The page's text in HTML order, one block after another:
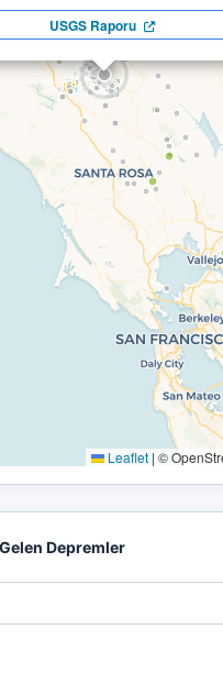
USGS Raporu
Leaflet | ©
Depremler